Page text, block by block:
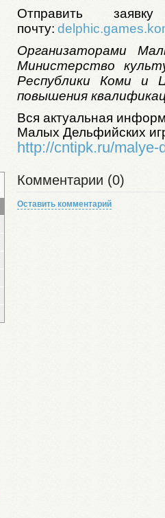
Отправить
почту:
Организаторами
Министерство
Республики Коми и
повышения
Вся актуальная
Малых Дельфийских
http://cntipk.ru/malye-
Комментарии (0)
Оставить комментарий